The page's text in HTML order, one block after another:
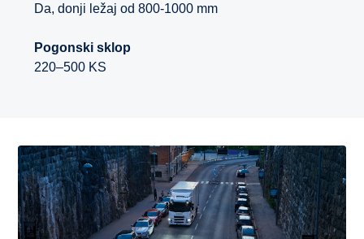
Da, donji ležaj od 800-1000 mm
Pogonski sklop
220–500 KS